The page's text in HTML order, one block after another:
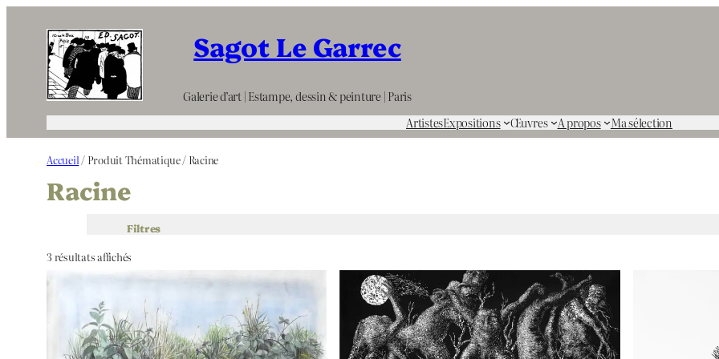
contenu
Sagot Le Garrec
Galerie d’art | Estampe, dessin & peinture | Paris
ArtistesExpositions Œuvres A propos Ma sélection
Accueil / Produit Thématique / Racine
Racine
Filtres
3 résultats affichés